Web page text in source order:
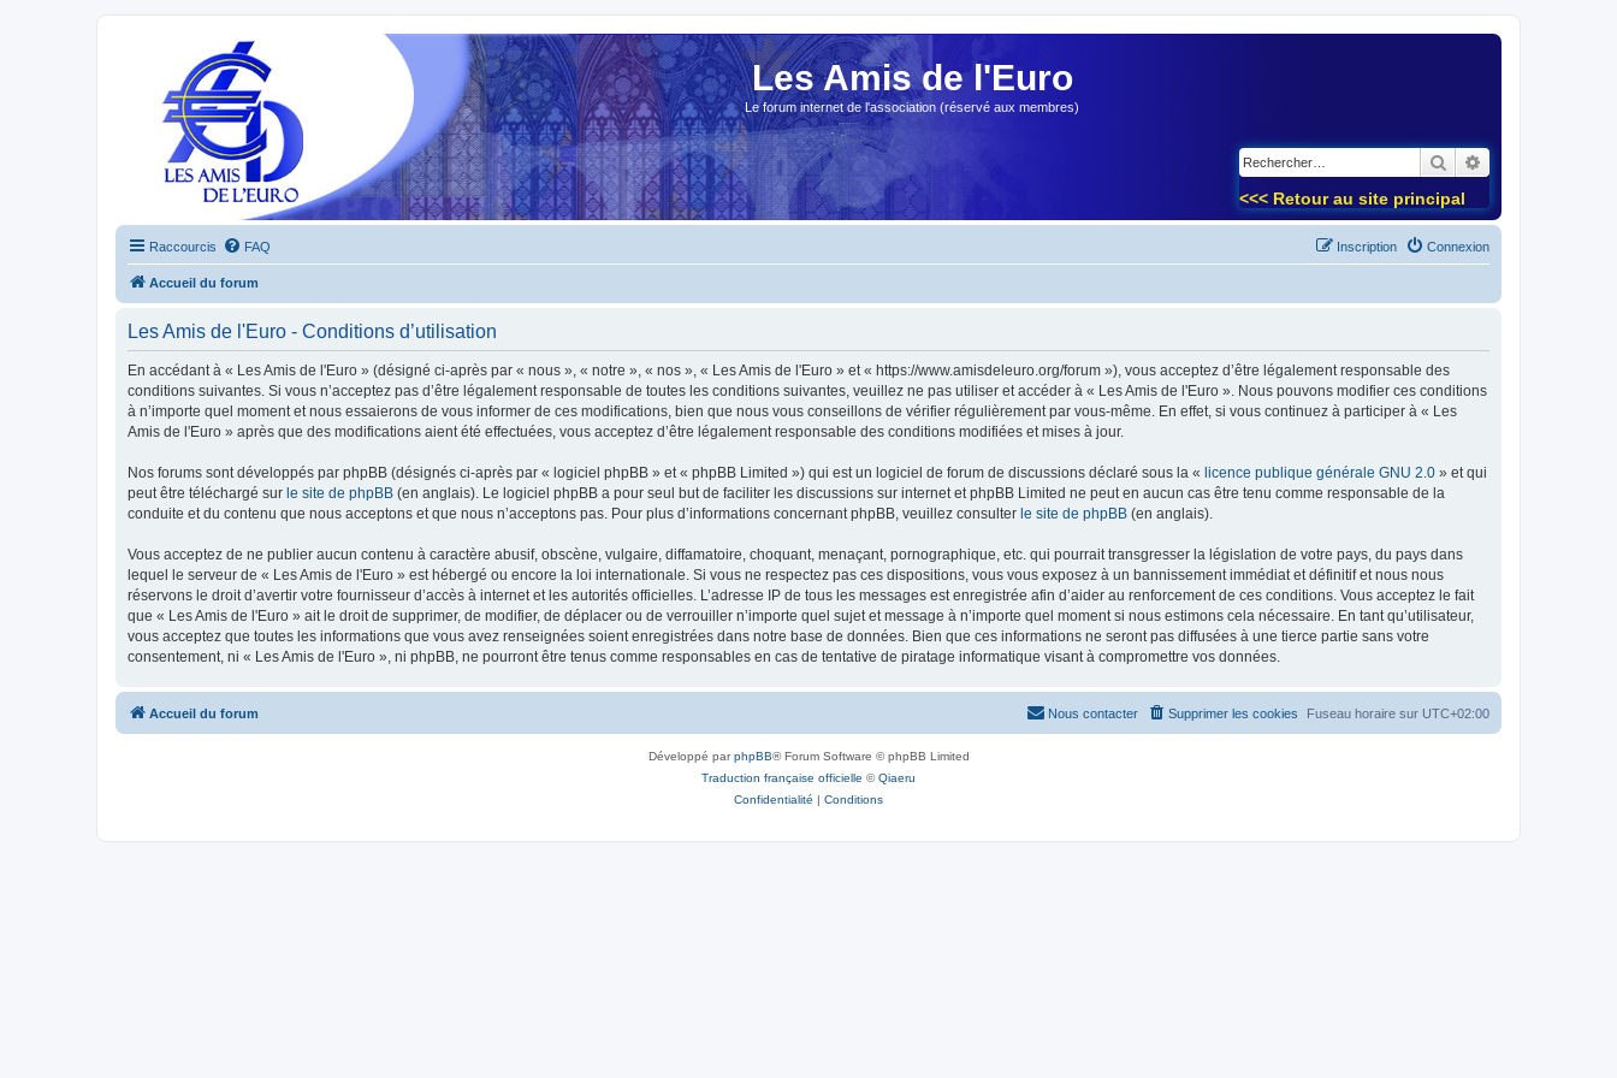
Les Amis de l'Euro
Le forum internet de l'association (réservé aux membres)
Rechercher
<<< Retour au site principal
Raccourcis FAQ Connexion
Inscription
Accueil du forum
Les Amis de l'Euro - Conditions d’utilisation
En accédant à « Les Amis de l'Euro » (désigné ci-après par « nous », « notre », « nos », « Les Amis de l'Euro » et « https://www.amisdeleuro.org/forum »), vous acceptez d’être légalement responsable des
conditions suivantes. Si vous n’acceptez pas d’être légalement responsable de toutes les conditions suivantes, veuillez ne pas utiliser et accéder à « Les Amis de l'Euro ». Nous pouvons modifier ces conditions
à n’importe quel moment et nous essaierons de vous informer de ces modifications, bien que nous vous conseillons de vérifier régulièrement par vous-même. En effet, si vous continuez à participer à « Les
Amis de l'Euro » après que des modifications aient été effectuées, vous acceptez d’être légalement responsable des conditions modifiées et mises à jour.
Nos forums sont développés par phpBB (désignés ci-après par « logiciel phpBB » et « phpBB Limited ») qui est un logiciel de forum de discussions déclaré sous la « licence publique générale GNU 2.0 » et qui
peut être téléchargé sur le site de phpBB (en anglais). Le logiciel phpBB a pour seul but de faciliter les discussions sur internet et phpBB Limited ne peut en aucun cas être tenu comme responsable de la
conduite et du contenu que nous acceptons et que nous n’acceptons pas. Pour plus d’informations concernant phpBB, veuillez consulter le site de phpBB (en anglais).
Vous acceptez de ne publier aucun contenu à caractère abusif, obscène, vulgaire, diffamatoire, choquant, menaçant, pornographique, etc. qui pourrait transgresser la législation de votre pays, du pays dans
lequel le serveur de « Les Amis de l'Euro » est hébergé ou encore la loi internationale. Si vous ne respectez pas ces dispositions, vous vous exposez à un bannissement immédiat et définitif et nous nous
réservons le droit d’avertir votre fournisseur d’accès à internet et les autorités officielles. L’adresse IP de tous les messages est enregistrée afin d’aider au renforcement de ces conditions. Vous acceptez le fait
que « Les Amis de l'Euro » ait le droit de supprimer, de modifier, de déplacer ou de verrouiller n’importe quel sujet et message à n’importe quel moment si nous estimons cela nécessaire. En tant qu’utilisateur,
vous acceptez que toutes les informations que vous avez renseignées soient enregistrées dans notre base de données. Bien que ces informations ne seront pas diffusées à une tierce partie sans votre
consentement, ni « Les Amis de l'Euro », ni phpBB, ne pourront être tenus comme responsables en cas de tentative de piratage informatique visant à compromettre vos données.
Accueil du forum Fuseau horaire sur UTC+02:00
Supprimer les cookies
Nous contacter
Développé parphpBB® Forum Software © phpBB Limited
Traduction française officielle ©Qiaeru
Confidentialité | Conditions